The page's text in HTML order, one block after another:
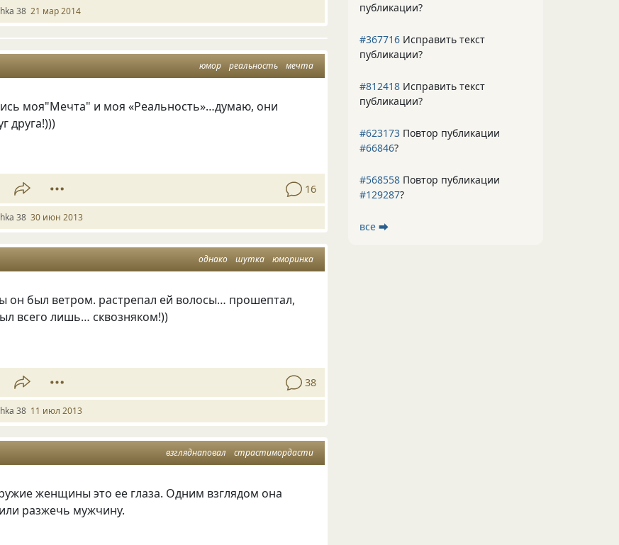
38 21 мар 2014
юмор реальность мечта
моя"Мечта" и моя «Реальность»…думаю, они
друга!)))
16
38 30 июн 2013
однако шутка юморинка
он был ветром. растрепал ей волосы… прошептал,
всего лишь… сквозняком!))
38
38 11 июл 2013
взгляднаповал страстимордасти
женщины это ее глаза. Одним взглядом она
разжечь мужчину.
публикации?
#367716 Исправить текст
публикации?
#812418 Исправить текст
публикации?
#623173 Повтор публикации
#66846?
#568558 Повтор публикации
#129287?
все ⮕